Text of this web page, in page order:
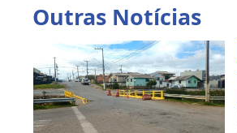
Outras Notícias